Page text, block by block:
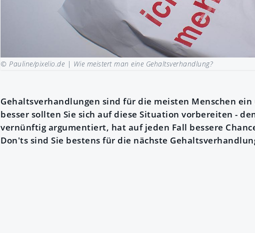
© Pauline/pixelio.de | Wie meistert man eine Gehaltsverhandlung?
Gehaltsverhandlungen sind für die meisten Menschen ein
besser sollten Sie sich auf diese Situation vorbereiten -
vernünftig argumentiert, hat auf jeden Fall bessere
Don'ts sind Sie bestens für die nächste